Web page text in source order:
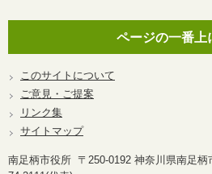
ページの一番上
このサイトについて
ご意見・ご提案
リンク集
サイトマップ
南足柄市役所 〒250-0192 神奈川県南足